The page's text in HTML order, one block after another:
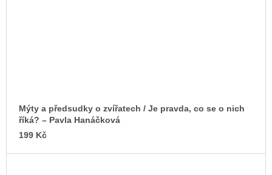
Mýty a předsudky o zvířatech / Je pravda, co se o nich
říká? – Pavla Hanáčková
199 Kč